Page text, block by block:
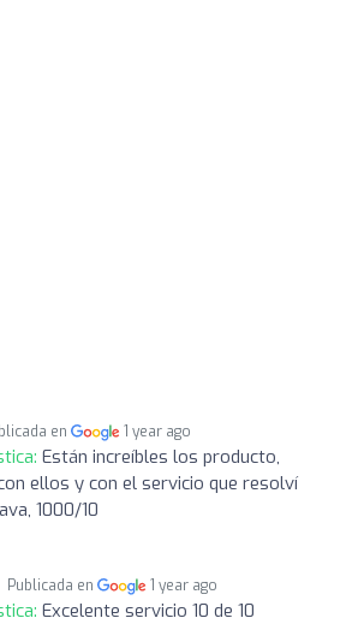
en 1 year ago
Están increíbles los producto,
ellos y con el servicio que resolví
1000/10
Publicada en 1 year ago
Excelente servicio 10 de 10